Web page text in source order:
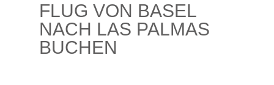
FLUG VON BASEL
NACH LAS PALMAS
BUCHEN